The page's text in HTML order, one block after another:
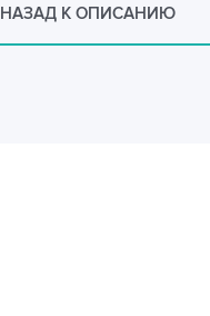
НАЗАД К ОПИСАНИЮ